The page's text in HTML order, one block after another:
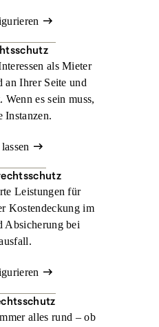
als Mieter
an Ihrer Seite und
es sein muss,
Instanzen.
Leistungen für
Kostendeckung im
Absicherung bei
alles rund – ob